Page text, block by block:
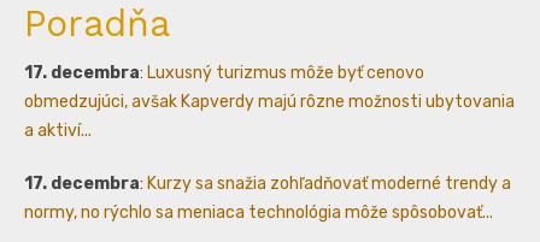
Poradňa
17. decembra: Luxusný turizmus môže byť cenovo
obmedzujúci, avšak Kapverdy majú rôzne možnosti ubytovania
a aktiví...
17. decembra: Kurzy sa snažia zohľadňovať moderné trendy a
normy, no rýchlo sa meniaca technológia môže spôsobovať...